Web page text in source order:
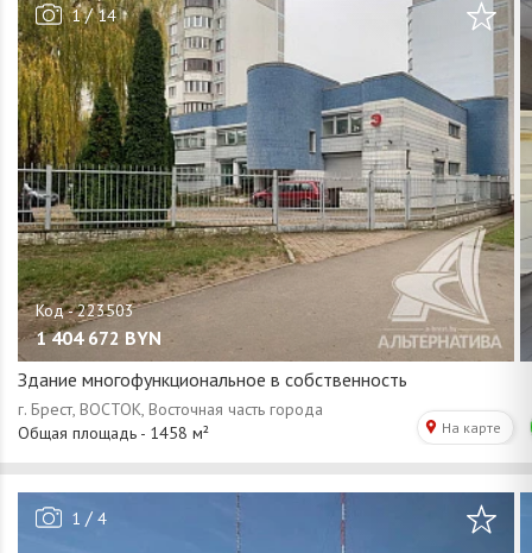
1/14
1 404 672 BYN
Здание многофункциональное в собственность
1 / 4